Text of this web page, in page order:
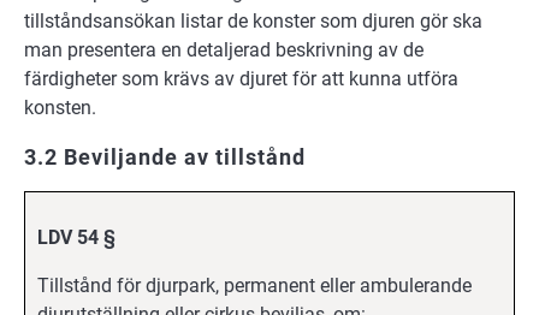
tillståndsansökan listar de konster som djuren gör ska
man presentera en detaljerad beskrivning av de
färdigheter som krävs av djuret för att kunna utföra
konsten.
3.2 Beviljande av tillstånd
LDV 54 §
Tillstånd för djurpark, permanent eller ambulerande